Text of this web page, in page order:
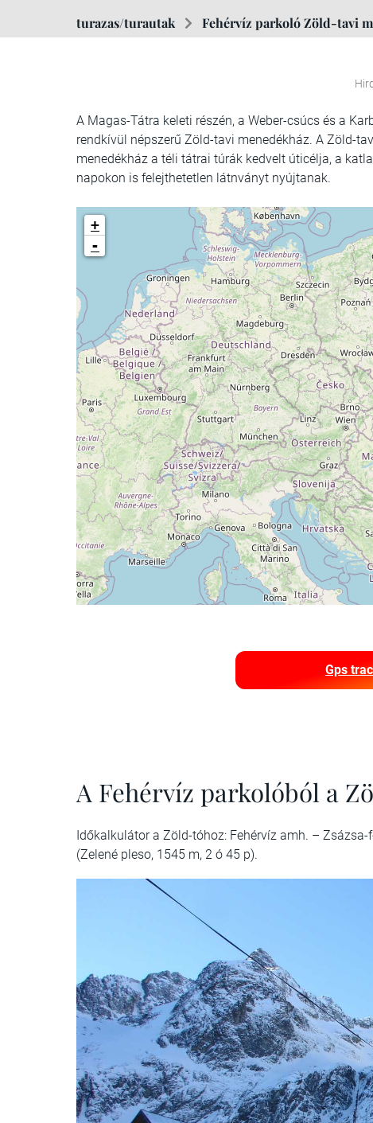
turazas/turautak Fehérvíz parkoló Zöld-tavi
A Magas-Tátra keleti részén, a Weber-csúcs és a
rendkívül népszerű Zöld-tavi menedékház. A Zöld-
menedékház a téli tátrai túrák kedvelt úticélja, a
napokon is felejthetetlen látnványt nyújtanak.
+
-
Gps
A Fehérvíz parkolóból a
Időkalkulátor a Zöld-tóhoz: Fehérvíz amh. –
(Zelené pleso, 1545 m, 2 ó 45 p).